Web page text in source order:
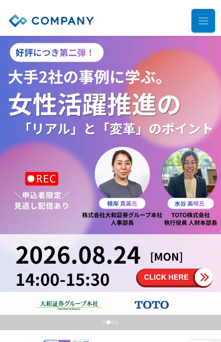
業務別ソリューション
人事管理
給与計算
勤怠管理
タレントマネジメント
雇用手続管理
マイナンバー管理
公共・公益法人向け
サポート
導入・運用サポート
システム選定支援コンサルティングサービス
プロフェッショナルサービス
ユーザーコミッティ
パートナー連携・協業
アウトソーシング（WBS）
導入事例
セミナー
デモ動画
お役立ち資料
会社情報
企業理念
会社概要
ニュース
制度・文化
採用情報
資料ダウンロード お問い合わせ
03-5575-5277
受付時間9:30〜18:30（土日祝日を除く）